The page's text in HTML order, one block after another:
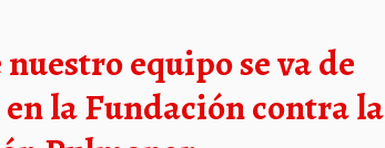
equipo se va de
la Fundación contra la